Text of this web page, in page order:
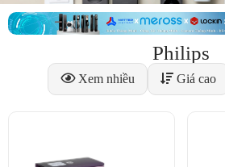
Philips
Xem nhiều Giá cao